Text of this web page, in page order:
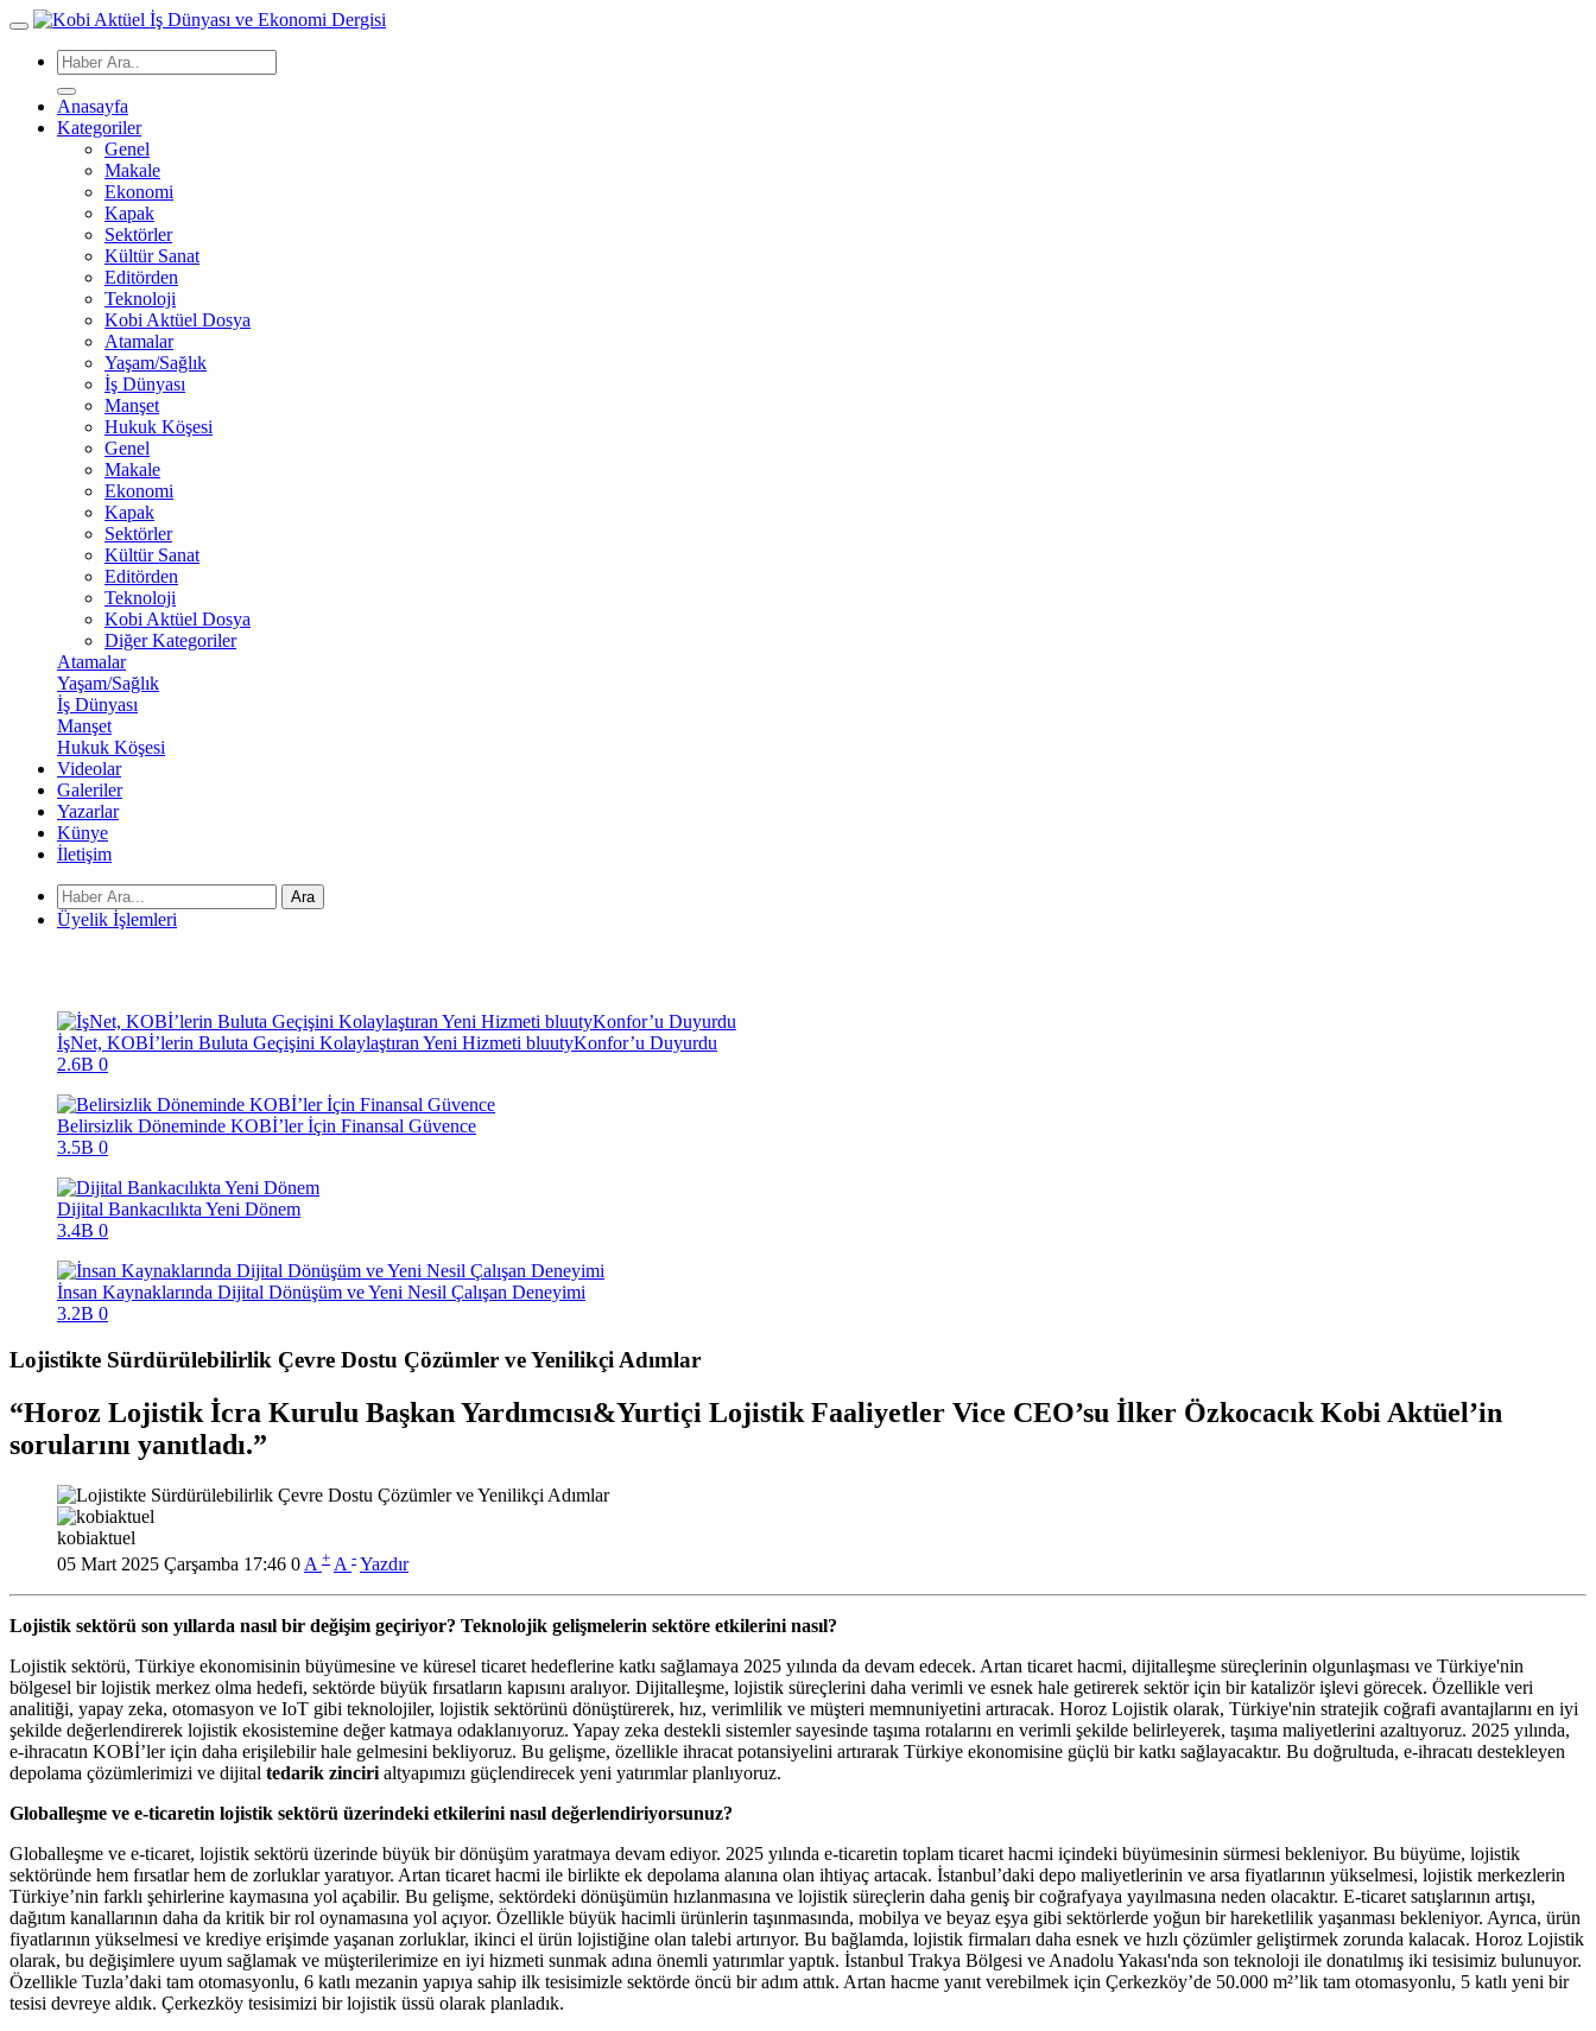
Anasayfa
Kategoriler
Genel
Makale
Ekonomi
Kapak
Sektörler
Kültür Sanat
Editörden
Teknoloji
Kobi Aktüel Dosya
Atamalar
Yaşam/Sağlık
İş Dünyası
Manşet
Hukuk Köşesi
Genel
Makale
Ekonomi
Kapak
Sektörler
Kültür Sanat
Editörden
Teknoloji
Kobi Aktüel Dosya
Diğer Kategoriler
Atamalar
Yaşam/Sağlık
İş Dünyası
Manşet
Hukuk Köşesi
Videolar
Galeriler
Yazarlar
Künye
İletişim
Ara
Üyelik İşlemleri
İşNet, KOBİ’lerin Buluta Geçişini Kolaylaştıran Yeni Hizmeti bluutyKonfor’u Duyurdu
2.6B 0
Belirsizlik Döneminde KOBİ’ler İçin Finansal Güvence
3.5B 0
Dijital Bankacılıkta Yeni Dönem
3.4B 0
İnsan Kaynaklarında Dijital Dönüşüm ve Yeni Nesil Çalışan Deneyimi
3.2B 0
Lojistikte Sürdürülebilirlik Çevre Dostu Çözümler ve Yenilikçi Adımlar
Horoz Lojistik İcra Kurulu Başkan Yardımcısı&Yurtiçi Lojistik Faaliyetler Vice CEO’su İlker Özkocacık Kobi Aktüel’in
sorularını yanıtladı.
kobiaktuel
05 Mart 2025 Çarşamba 17:46 0 A + A - Yazdır
Lojistik sektörü son yıllarda nasıl bir değişim geçiriyor? Teknolojik gelişmelerin sektöre etkilerini nasıl?
Lojistik sektörü, Türkiye ekonomisinin büyümesine ve küresel ticaret hedeflerine katkı sağlamaya 2025 yılında da devam edecek. Artan ticaret hacmi, dijitalleşme süreçlerinin olgunlaşması ve Türkiye'nin
bölgesel bir lojistik merkez olma hedefi, sektörde büyük fırsatların kapısını aralıyor. Dijitalleşme, lojistik süreçlerini daha verimli ve esnek hale getirerek sektör için bir katalizör işlevi görecek. Özellikle veri
analitiği, yapay zeka, otomasyon ve IoT gibi teknolojiler, lojistik sektörünü dönüştürerek, hız, verimlilik ve müşteri memnuniyetini artıracak. Horoz Lojistik olarak, Türkiye'nin stratejik coğrafi avantajlarını en iyi
şekilde değerlendirerek lojistik ekosistemine değer katmaya odaklanıyoruz. Yapay zeka destekli sistemler sayesinde taşıma rotalarını en verimli şekilde belirleyerek, taşıma maliyetlerini azaltıyoruz. 2025 yılında,
e-ihracatın KOBİ’ler için daha erişilebilir hale gelmesini bekliyoruz. Bu gelişme, özellikle ihracat potansiyelini artırarak Türkiye ekonomisine güçlü bir katkı sağlayacaktır. Bu doğrultuda, e-ihracatı destekleyen
depolama çözümlerimizi ve dijital tedarik zinciri altyapımızı güçlendirecek yeni yatırımlar planlıyoruz.
Globalleşme ve e-ticaretin lojistik sektörü üzerindeki etkilerini nasıl değerlendiriyorsunuz?
Globalleşme ve e-ticaret, lojistik sektörü üzerinde büyük bir dönüşüm yaratmaya devam ediyor. 2025 yılında e-ticaretin toplam ticaret hacmi içindeki büyümesinin sürmesi bekleniyor. Bu büyüme, lojistik
sektöründe hem fırsatlar hem de zorluklar yaratıyor. Artan ticaret hacmi ile birlikte ek depolama alanına olan ihtiyaç artacak. İstanbul’daki depo maliyetlerinin ve arsa fiyatlarının yükselmesi, lojistik merkezlerin
Türkiye’nin farklı şehirlerine kaymasına yol açabilir. Bu gelişme, sektördeki dönüşümün hızlanmasına ve lojistik süreçlerin daha geniş bir coğrafyaya yayılmasına neden olacaktır. E-ticaret satışlarının artışı,
dağıtım kanallarının daha da kritik bir rol oynamasına yol açıyor. Özellikle büyük hacimli ürünlerin taşınmasında, mobilya ve beyaz eşya gibi sektörlerde yoğun bir hareketlilik yaşanması bekleniyor. Ayrıca, ürün
fiyatlarının yükselmesi ve krediye erişimde yaşanan zorluklar, ikinci el ürün lojistiğine olan talebi artırıyor. Bu bağlamda, lojistik firmaları daha esnek ve hızlı çözümler geliştirmek zorunda kalacak. Horoz Lojistik
olarak, bu değişimlere uyum sağlamak ve müşterilerimize en iyi hizmeti sunmak adına önemli yatırımlar yaptık. İstanbul Trakya Bölgesi ve Anadolu Yakası'nda son teknoloji ile donatılmış iki tesisimiz bulunuyor.
Özellikle Tuzla’daki tam otomasyonlu, 6 katlı mezanin yapıya sahip ilk tesisimizle sektörde öncü bir adım attık. Artan hacme yanıt verebilmek için Çerkezköy’de 50.000 m²’lik tam otomasyonlu, 5 katlı yeni bir
tesisi devreye aldık. Çerkezköy tesisimizi bir lojistik üssü olarak planladık.